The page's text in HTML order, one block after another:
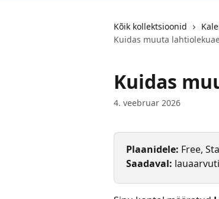
Kõik kollektsioonid
Kuidas muuta
Kuidas
4. veebruar 2026
Plaanidele: Free,
Saadaval: